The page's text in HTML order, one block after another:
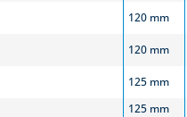
120 mm
120 mm
125 mm
125 mm